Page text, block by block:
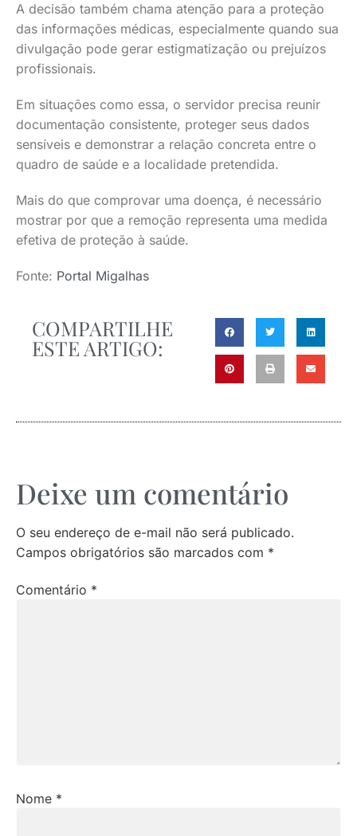
A decisão também chama atenção para a proteção
das informações médicas, especialmente quando sua
divulgação pode gerar estigmatização ou prejuízos
profissionais.
Em situações como essa, o servidor precisa reunir
documentação consistente, proteger seus dados
sensíveis e demonstrar a relação concreta entre o
quadro de saúde e a localidade pretendida.
Mais do que comprovar uma doença, é necessário
mostrar por que a remoção representa uma medida
efetiva de proteção à saúde.
Fonte: Portal Migalhas
COMPARTILHE
ESTE ARTIGO:
Deixe um comentário
O seu endereço de e-mail não será publicado.
Campos obrigatórios são marcados com *
Comentário *
Nome *